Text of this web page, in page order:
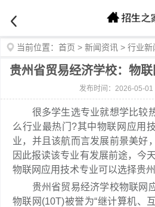
当前位置： 首页 > 新闻资讯 > 行业新
贵州省贸易经济学校：物
发布时间：2026-05-01
很多学生选专业就想学比较
么行业最热门?其中物联网应用
业，并且该航而言发展前景美好
因此报读该专业有发展前途，今
物联网应用技术专业可以选择贵
贵州省贸易经济学校物联网
物联网(10T)被誉为“继计算机、